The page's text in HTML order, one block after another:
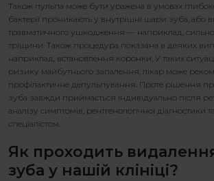
Також пульпа може бути уражена в умовах
бактерії проникають у внутрішні шари зуба, або
травматичного ушкодження — наприклад,
тріщини. Також процедура показана в деяких
наприклад, встановлення коронки. У таких
ризику майбутнього запалення, лікар може
профілактичне депульпування. Проте рішення
зуба завжди приймається індивідуально після
аналізу симптомів, рентгенологічної діагностики та
спеціалістом.
Як проходить
зуба у нашій клініці?